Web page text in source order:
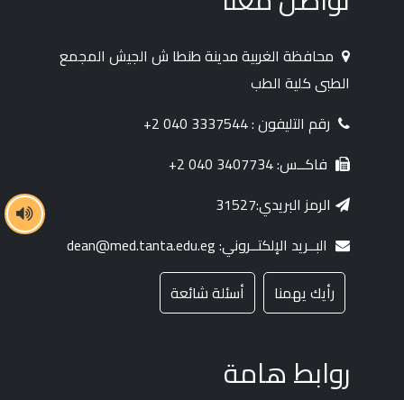
محافظة الغربية مدينة طنطا ش الجيش المجمع
الطبى كلية الطب
رقم التليفون : 3337544 040 2+
فاكــس: 3407734 040 2+
الرمز البريدي:31527
البــريد الإلكتــروني: dean@med.tanta.edu.eg
رأيك يهمنا
أسئلة شائعة
روابط هامة